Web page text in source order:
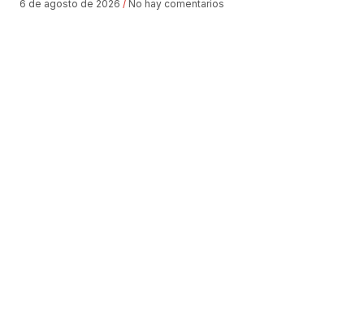
6 de agosto de 2026 No hay comentarios